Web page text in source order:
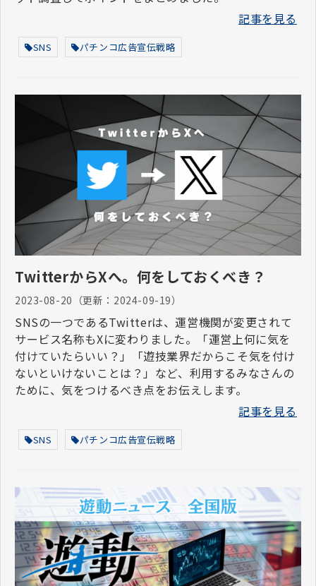
記事を見る
SNS パチンコ広告宣伝戦略
TwitterからXへ。何をしておくべき？
2023-08-20 （更新： 2024-09-19）
SNSの一つであるTwitterは、運営機関が変更されて
サービス名称もXに変わりました。「運営上何に気を
付けていたらいい？」「遊技業界だからこそ気を付け
ないといけないことは？」など、利用するみなさんの
ために、気をつけるべき点をお伝えします。
記事を見る
SNS パチンコ広告宣伝戦略